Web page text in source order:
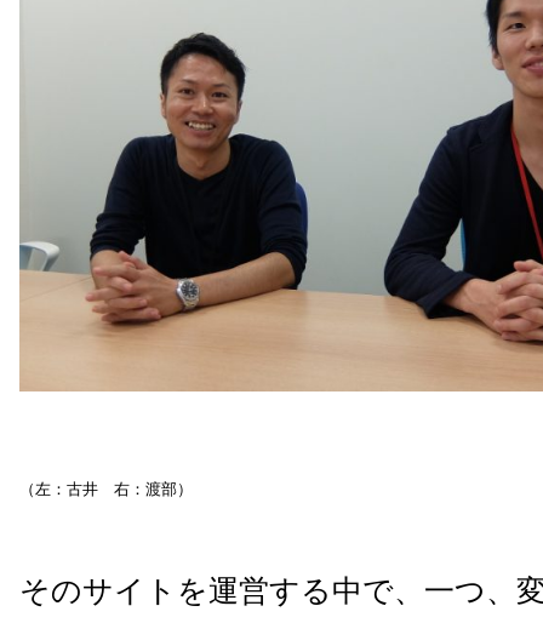
（左：古井 右：渡部）
そのサイトを運営する中で、一つ、